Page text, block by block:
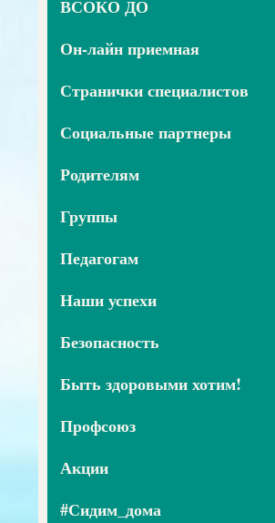
ВСОКО ДО
Он-лайн приемная
Странички специалистов
Социальные партнеры
Родителям
Группы
Педагогам
Наши успехи
Безопасность
Быть здоровыми хотим!
Профсоюз
Акции
#Сидим_дома